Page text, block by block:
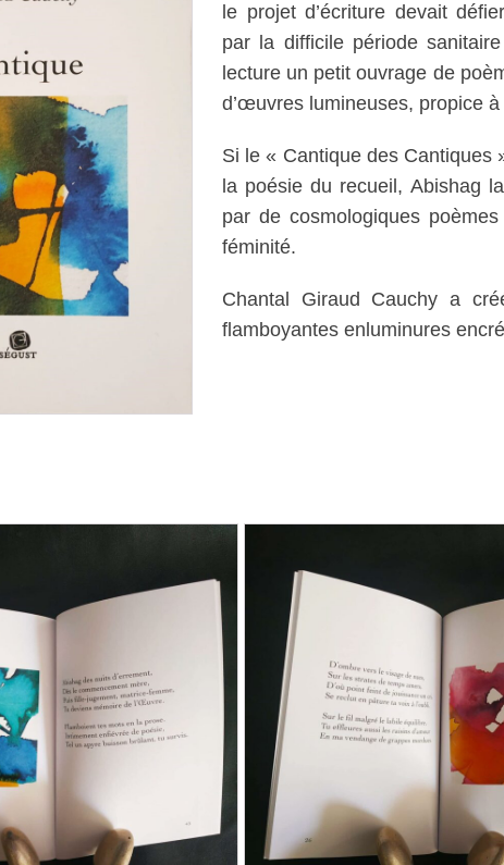
le projet d’écriture devait
par la difficile période
lecture un petit ouvrage de
d’œuvres lumineuses, propice
Si le « Cantique des Cantiques
la poésie du recueil, Abishag
par de cosmologiques poèmes
féminité.
Chantal Giraud Cauchy a
flamboyantes enluminures